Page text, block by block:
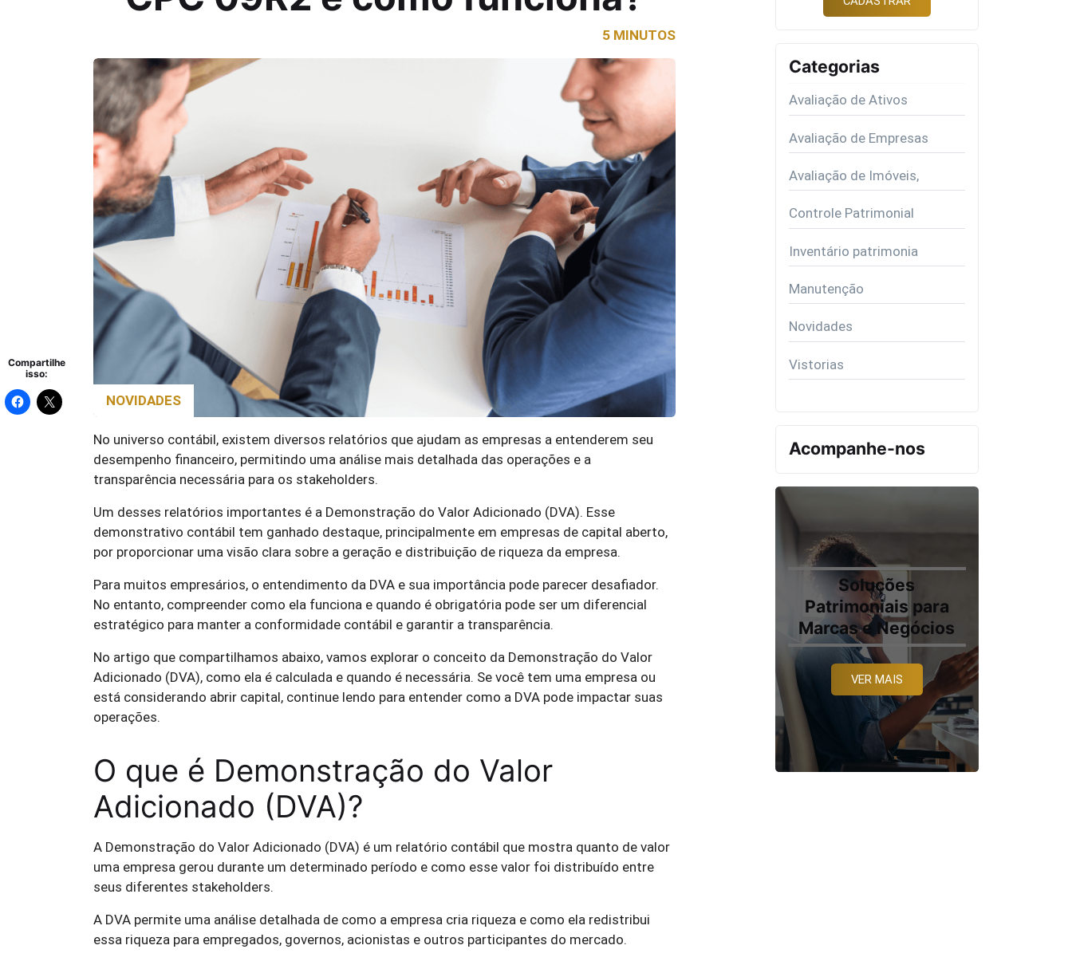
Compartilhe
isso:
5 MINUTOS
NOVIDADES
No universo contábil, existem diversos relatórios que ajudam as empresas a entenderem seu
desempenho financeiro, permitindo uma análise mais detalhada das operações e a
transparência necessária para os stakeholders.
Um desses relatórios importantes é a Demonstração do Valor Adicionado (DVA). Esse
demonstrativo contábil tem ganhado destaque, principalmente em empresas de capital aberto,
por proporcionar uma visão clara sobre a geração e distribuição de riqueza da empresa.
Para muitos empresários, o entendimento da DVA e sua importância pode parecer desafiador.
No entanto, compreender como ela funciona e quando é obrigatória pode ser um diferencial
estratégico para manter a conformidade contábil e garantir a transparência.
No artigo que compartilhamos abaixo, vamos explorar o conceito da Demonstração do Valor
Adicionado (DVA), como ela é calculada e quando é necessária. Se você tem uma empresa ou
está considerando abrir capital, continue lendo para entender como a DVA pode impactar suas
operações.
O que é Demonstração do Valor
Adicionado (DVA)?
A Demonstração do Valor Adicionado (DVA) é um relatório contábil que mostra quanto de valor
uma empresa gerou durante um determinado período e como esse valor foi distribuído entre
seus diferentes stakeholders.
A DVA permite uma análise detalhada de como a empresa cria riqueza e como ela redistribui
essa riqueza para empregados, governos, acionistas e outros participantes do mercado.
Categorias
Avaliação de Ativos
Avaliação de Empresas
Avaliação de Imóveis,
Controle Patrimonial
Inventário patrimonia
Manutenção
Novidades
Vistorias
Acompanhe-nos
Soluções
Patrimoniais para
Marcas e Negócios
VER MAIS